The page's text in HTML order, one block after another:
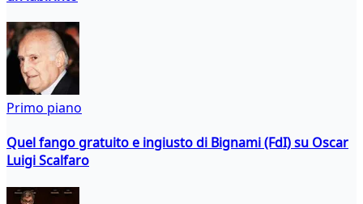
Primo piano
Quel fango gratuito e ingiusto di Bignami (FdI) su Oscar
Luigi Scalfaro